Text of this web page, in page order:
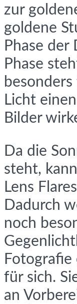
zur
goldene
Phase der
Phase
Licht
Bilder
Da die
steht,
Lens
Dadurch
noch
Fotografie
für sich.
an